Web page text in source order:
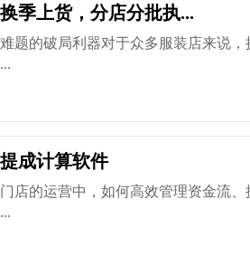
季上货，分店分批执...
题的破局利器对于众多服装店来说，
成计算软件
店的运营中，如何高效管理资金流、